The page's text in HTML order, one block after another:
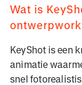
Wat is
KeyShot is een
animatie
snel